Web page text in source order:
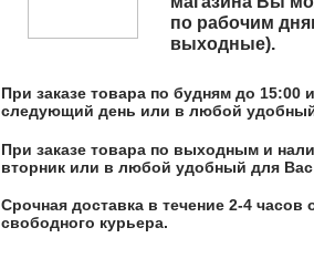
по рабочим
выходные).
При заказе товара по будням до 15:00
следующий день или в любой
При заказе товара по выходным и
вторник или в любой удобный для
Срочная доставка в течение 2-4
свободного курьера.